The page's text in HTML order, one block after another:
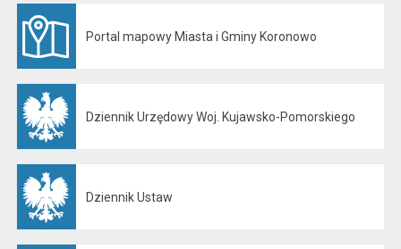
Portal mapowy Miasta i Gminy Koronowo
Dziennik Urzędowy Woj. Kujawsko-Pomorskiego
Dziennik Ustaw